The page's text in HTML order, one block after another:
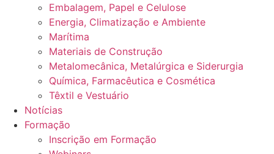
Embalagem, Papel e Celulose
Energia, Climatização e Ambiente
Marítima
Materiais de Construção
Metalomecânica, Metalúrgica e Siderurgia
Química, Farmacêutica e Cosmética
Têxtil e Vestuário
Notícias
Formação
Inscrição em Formação